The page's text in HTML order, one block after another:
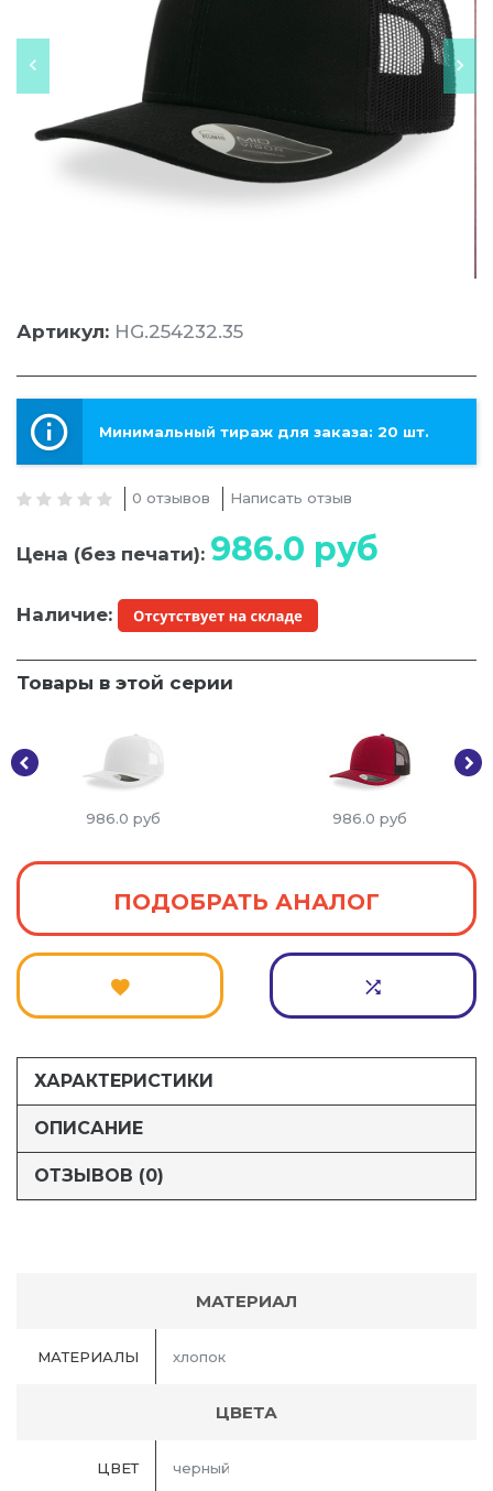
Артикул: HG.254232.35
Минимальный тираж для заказа: 20 шт.
0 отзывов Написать отзыв
Цена (без печати): 986.0 руб
Наличие:
Товары в этой серии
986.0 руб 986.0 руб
ПОДОБРАТЬ АНАЛОГ
ХАРАКТЕРИСТИКИ
ОПИСАНИЕ
ОТЗЫВОВ (0)
МАТЕРИАЛ
МАТЕРИАЛЫ хлопок
ЦВЕТА
ЦВЕТ черный